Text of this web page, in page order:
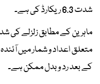
شدت 6.3 ریکارڈ کی ہے۔
ماہرین کے مطابق زلزلے کی
متعلق اعداد و شمار میں
کے بعد رد و بدل ممکن ہے۔